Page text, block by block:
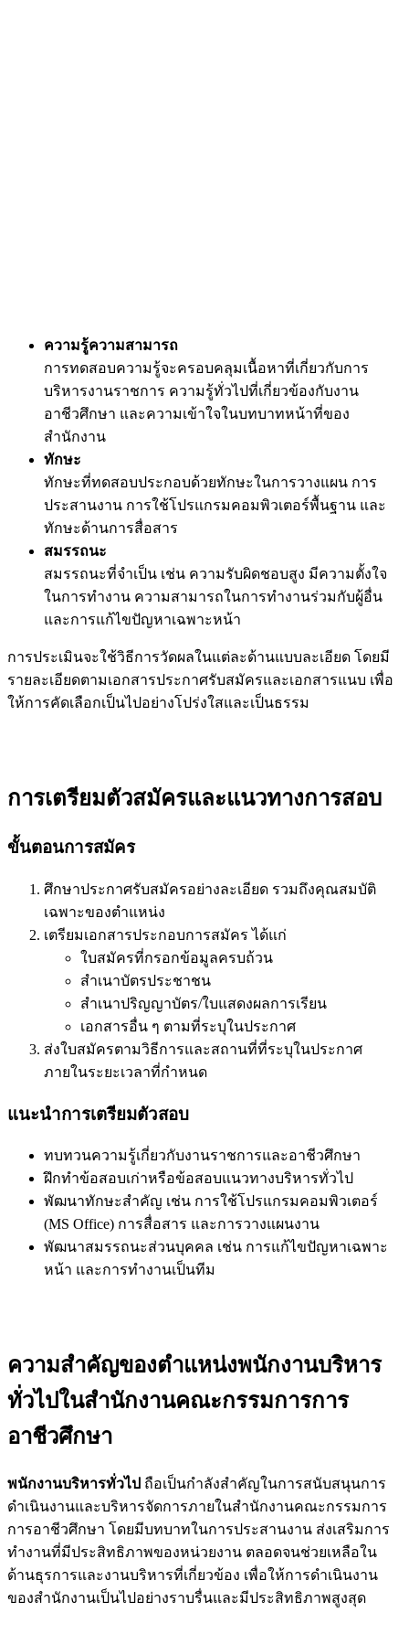
ความรู้ความสามารถ
การทดสอบความรู้จะครอบคลุมเนื้อหาที่เกี่ยวกับการ
บริหารงานราชการ ความรู้ทั่วไปที่เกี่ยวข้องกับงาน
อาชีวศึกษา และความเข้าใจในบทบาทหน้าที่ของ
สำนักงาน
ทักษะ
ทักษะที่ทดสอบประกอบด้วยทักษะในการวางแผน การ
ประสานงาน การใช้โปรแกรมคอมพิวเตอร์พื้นฐาน และ
ทักษะด้านการสื่อสาร
สมรรถนะ
สมรรถนะที่จำเป็น เช่น ความรับผิดชอบสูง มีความตั้งใจ
ในการทำงาน ความสามารถในการทำงานร่วมกับผู้อื่น
และการแก้ไขปัญหาเฉพาะหน้า
การประเมินจะใช้วิธีการวัดผลในแต่ละด้านแบบละเอียด โดยมี
รายละเอียดตามเอกสารประกาศรับสมัครและเอกสารแนบ เพื่อ
ให้การคัดเลือกเป็นไปอย่างโปร่งใสและเป็นธรรม
การเตรียมตัวสมัครและแนวทางการสอบ
ขั้นตอนการสมัคร
ศึกษาประกาศรับสมัครอย่างละเอียด รวมถึงคุณสมบัติ
เฉพาะของตำแหน่ง
เตรียมเอกสารประกอบการสมัคร ได้แก่
ใบสมัครที่กรอกข้อมูลครบถ้วน
สำเนาบัตรประชาชน
สำเนาปริญญาบัตร/ใบแสดงผลการเรียน
เอกสารอื่น ๆ ตามที่ระบุในประกาศ
ส่งใบสมัครตามวิธีการและสถานที่ที่ระบุในประกาศ
ภายในระยะเวลาที่กำหนด
แนะนำการเตรียมตัวสอบ
ทบทวนความรู้เกี่ยวกับงานราชการและอาชีวศึกษา
ฝึกทำข้อสอบเก่าหรือข้อสอบแนวทางบริหารทั่วไป
พัฒนาทักษะสำคัญ เช่น การใช้โปรแกรมคอมพิวเตอร์
(MS Office) การสื่อสาร และการวางแผนงาน
พัฒนาสมรรถนะส่วนบุคคล เช่น การแก้ไขปัญหาเฉพาะ
หน้า และการทำงานเป็นทีม
ความสำคัญของตำแหน่งพนักงานบริหาร
ทั่วไปในสำนักงานคณะกรรมการการ
อาชีวศึกษา
พนักงานบริหารทั่วไป ถือเป็นกำลังสำคัญในการสนับสนุนการ
ดำเนินงานและบริหารจัดการภายในสำนักงานคณะกรรมการ
การอาชีวศึกษา โดยมีบทบาทในการประสานงาน ส่งเสริมการ
ทำงานที่มีประสิทธิภาพของหน่วยงาน ตลอดจนช่วยเหลือใน
ด้านธุรการและงานบริหารที่เกี่ยวข้อง เพื่อให้การดำเนินงาน
ของสำนักงานเป็นไปอย่างราบรื่นและมีประสิทธิภาพสูงสุด